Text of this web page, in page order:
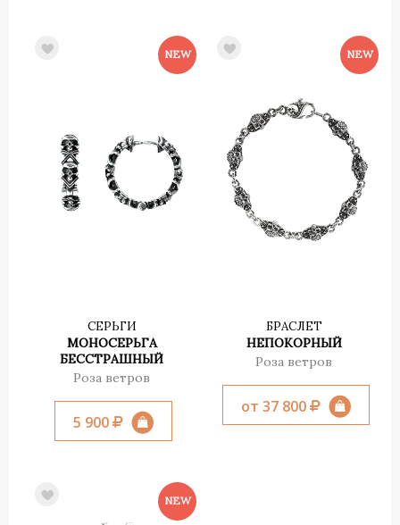
СЕРЬГИ
МОНОСЕРЬГА
БЕССТРАШНЫЙ
Роза ветров
5 900
БРАСЛЕТ
НЕПОКОРНЫЙ
Роза ветров
от 37 800